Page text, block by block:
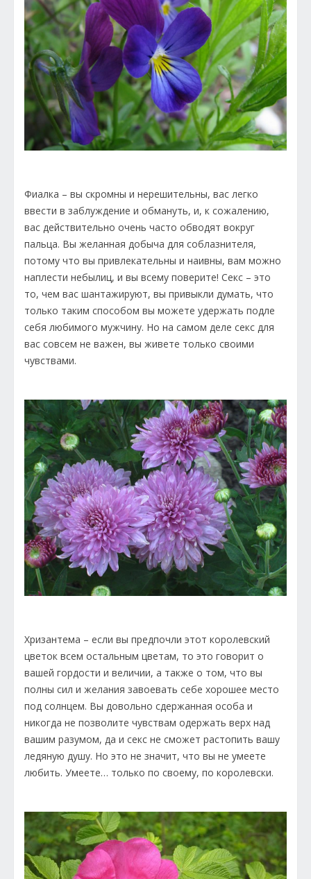
Фиалка – вы скромны и нерешительны, вас легко
ввести в заблуждение и обмануть, и, к сожалению,
вас действительно очень часто обводят вокруг
пальца. Вы желанная добыча для соблазнителя,
потому что вы привлекательны и наивны, вам можно
наплести небылиц, и вы всему поверите! Секс – это
то, чем вас шантажируют, вы привыкли думать, что
только таким способом вы можете удержать подле
себя любимого мужчину. Но на самом деле секс для
вас совсем не важен, вы живете только своими
чувствами.
Хризантема – если вы предпочли этот королевский
цветок всем остальным цветам, то это говорит о
вашей гордости и величии, а также о том, что вы
полны сил и желания завоевать себе хорошее место
под солнцем. Вы довольно сдержанная особа и
никогда не позволите чувствам одержать верх над
вашим разумом, да и секс не сможет растопить вашу
ледяную душу. Но это не значит, что вы не умеете
любить. Умеете… только по своему, по королевски.